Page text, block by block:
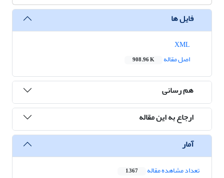
فایل ها
اصل مقاله
908.96 K
هم رسانی
ارجاع به این مقاله
آمار
تعداد مشاهده مقاله 1,367